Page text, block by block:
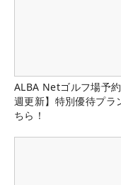
ALBA Netゴルフ場予
週更新】特別優待プラ
ちら！